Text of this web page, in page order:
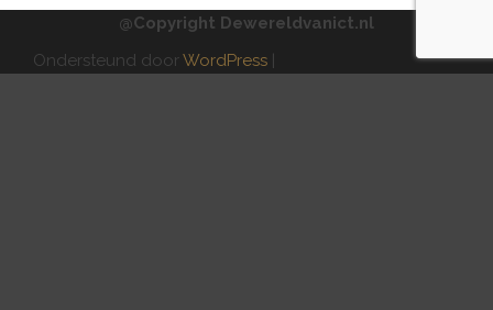
@Copyright Dewereldvanict.nl
Ondersteund doorWordPress